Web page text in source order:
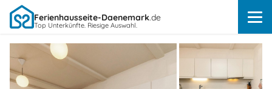
Ferienhausseite-Daenemark.de
Top Unterkünfte. Riesige Auswahl.